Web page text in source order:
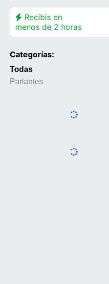
Recibis en
menos de 2 horas
Categorías:
Todas
Parlantes